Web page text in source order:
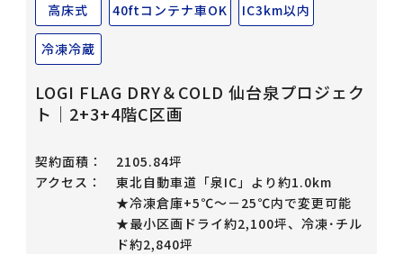
高床式 40ftコンテナ車OK IC3km以内
冷凍冷蔵
LOGI FLAG DRY＆COLD 仙台泉プロジェク
ト｜2+3+4階C区画
契約面積：
2105.84坪
アクセス：
東北自動車道「泉IC」より約1.0km
★冷凍倉庫+5℃～－25℃内で変更可能
★最小区画ドライ約2,100坪、冷凍･チル
ド約2,840坪